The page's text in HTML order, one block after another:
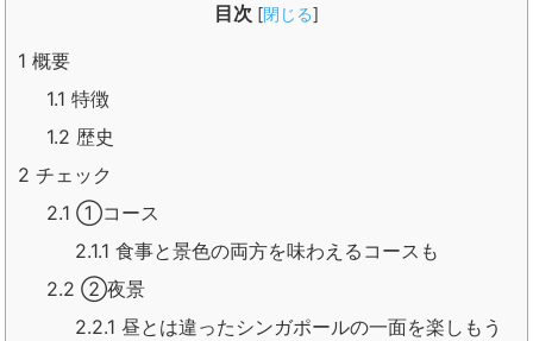
目次 [閉じる]
1 概要
1.1 特徴
1.2 歴史
2 チェック
2.1 ①コース
2.1.1 食事と景色の両方を味わえるコースも
2.2 ②夜景
2.2.1 昼とは違ったシンガポールの一面を楽しもう